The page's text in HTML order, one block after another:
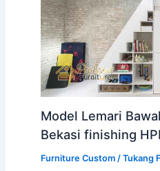
Model Lemari
Bekasi finishing
Furniture Custom/ Tukang